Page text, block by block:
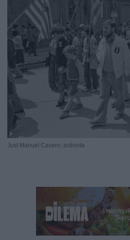
Just Manuel Casero, activista